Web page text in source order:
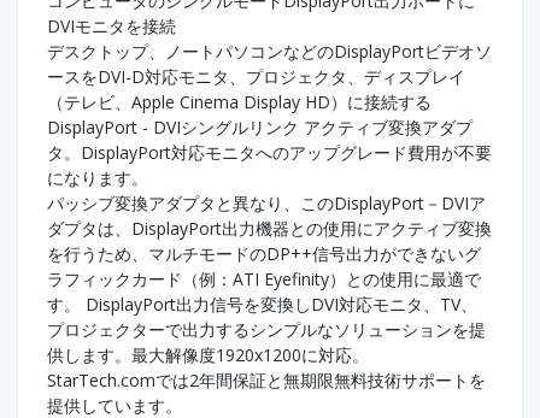
DVIモニタを接続
デスクトップ、ノートパソコンなどのDisplayPortビデオソ
ースをDVI-D対応モニタ、プロジェクタ、ディスプレイ
（テレビ、Apple Cinema Display HD）に接続する
DisplayPort - DVIシングルリンク アクティブ変換アダプ
タ。DisplayPort対応モニタへのアップグレード費用が不要
になります。
パッシブ変換アダプタと異なり、このDisplayPort－DVIア
ダプタは、DisplayPort出力機器との使用にアクティブ変換
を行うため、マルチモードのDP++信号出力ができないグ
ラフィックカード（例：ATI Eyefinity）との使用に最適で
す。 DisplayPort出力信号を変換しDVI対応モニタ、TV、
プロジェクターで出力するシンプルなソリューションを提
供します。最大解像度1920x1200に対応。
StarTech.comでは2年間保証と無期限無料技術サポートを
提供しています。